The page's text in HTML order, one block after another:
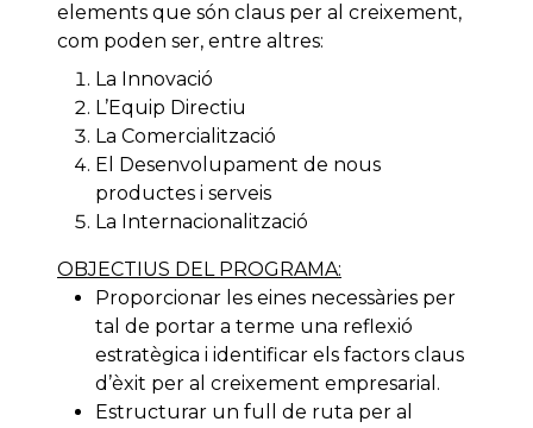
elements que són claus per al creixement,
com poden ser, entre altres:
La Innovació
L’Equip Directiu
La Comercialització
El Desenvolupament de nous
productes i serveis
La Internacionalització
OBJECTIUS DEL PROGRAMA:
Proporcionar les eines necessàries per
tal de portar a terme una reflexió
estratègica i identificar els factors claus
d’èxit per al creixement empresarial.
Estructurar un full de ruta per al